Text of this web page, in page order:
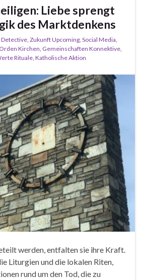
Liebe sprengt
des Marktdenkens
Detective, Zukunft Upcoming, Social Media,
Orden Kirchen, Gemeinschaften Konnektive,
Rituale, Katholische Aktion
werden, entfalten sie ihre Kraft.
Liturgien und die lokalen Riten,
rund um den Tod, die zu